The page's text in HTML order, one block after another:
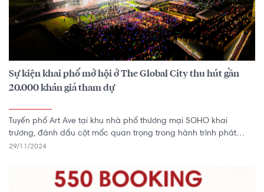
Sự kiện khai phố mở hội ở The Global City thu hút gần
20.000 khán giả tham dự
Tuyến phố Art Ave tại khu nhà phố thương mại SOHO khai
trương, đánh dấu cột mốc quan trọng trong hành trình phát
triển, kiến tạo phong cách sống khác biệt tại The Global City.
29/11/2024